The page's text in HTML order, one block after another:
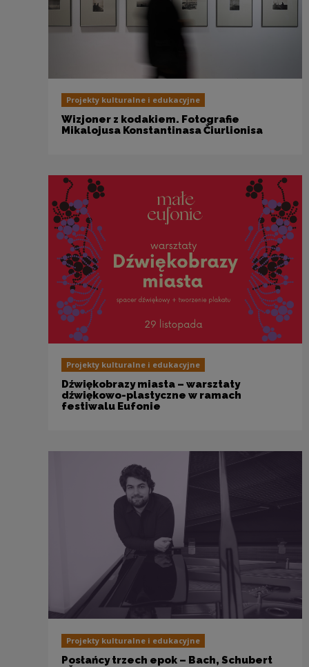
Projekty kulturalne i edukacyjne
Wizjoner z kodakiem. Fotografie
Mikalojusa Konstantinasa Čiurlionisa
Projekty kulturalne i edukacyjne
Dźwiękobrazy miasta – warsztaty
dźwiękowo-plastyczne w ramach
festiwalu Eufonie
Projekty kulturalne i edukacyjne
Posłańcy trzech epok – Bach, Schubert